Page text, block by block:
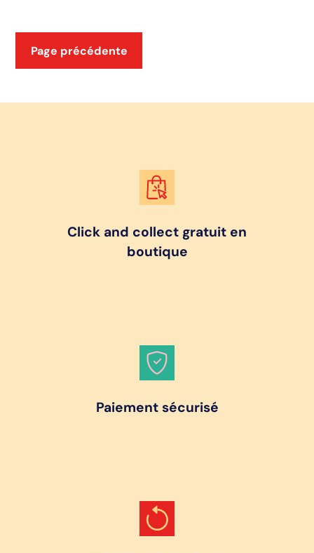
Page précédente
Click and collect gratuit en
boutique
Paiement sécurisé